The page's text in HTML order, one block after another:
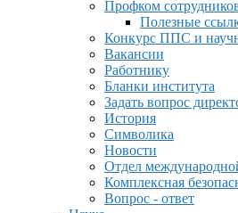
Профком
Полезные
Конкурс ППС и
Вакансии
Работнику
Бланки института
Задать вопрос
История
Символика
Новости
Отдел
Комплексная
Вопрос - ответ